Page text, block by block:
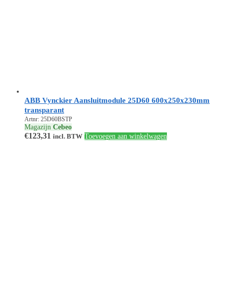
ABB Vynckier Aansluitmodule 25D60 600x250x230mm
transparant
Artnr: 25D60BSTP
Magazijn Cebeo
€123,31 incl. BTW Toevoegen aan winkelwagen